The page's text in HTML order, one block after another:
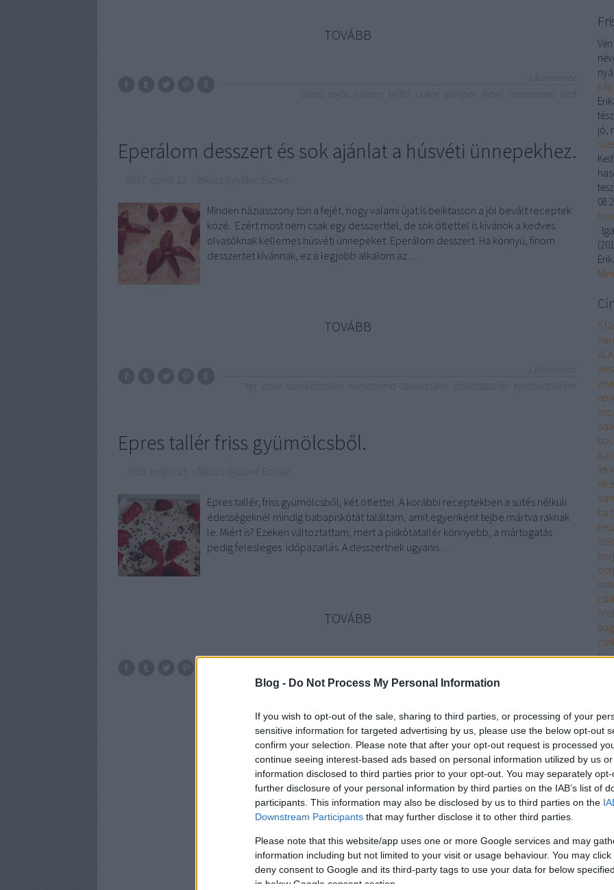
Blog - Do Not Process My Personal Information
If you wish to opt-out of the sale, sharing to third parties, or processing of your
sensitive information for targeted advertising by us, please use the below opt-out
confirm your selection. Please note that after your opt-out request is processed
continue seeing interest-based ads based on personal information utilized by us
information disclosed to third parties prior to your opt-out. You may separately
further disclosure of your personal information by third parties on the IAB’s list of
participants. This information may also be disclosed by us to third parties on the
Downstream Participants that may further disclose it to other third parties.
Please note that this website/app uses one or more Google services and may
information including but not limited to your visit or usage behaviour. You may
deny consent to Google and its third-party tags to use your data for below
in below Google consent section.
TOVÁBB
Eperálom desszert és sok ajánlat a húsvéti ünnepekhez.
Minden háziasszony töri a fejét, hogy valami újat is beiktasson a jól bevált receptek
közé. Ezért most nem csak egy desszerttel, de sok ötlettel is kívánok a kedves
olvasóknak kellemes húsvéti ünnepeket. Eperálom desszert. Ha könnyű, finom
desszertet kívánnak, ez a legjobb alkalom az…
TOVÁBB
Epres tallér friss gyümölcsből.
Epres tallér, friss gyümölcsből, két ötlettel. A korábbi receptekben a sütés nélküli
édességeknél mindig babapiskótát találtam, amit egyenként tejbe mártva raknak
le. Miért is? Ezeken változtattam, mert a piskótatallér könnyebb, a mártogatás
pedig felesleges időpazarlás. A desszertnek ugyanis…
TOVÁBB
Szólj hozzá!
tej eper tejszin rumaroma tortadara sütés nélküli édesség
jó,
:
(
5
filé
filé